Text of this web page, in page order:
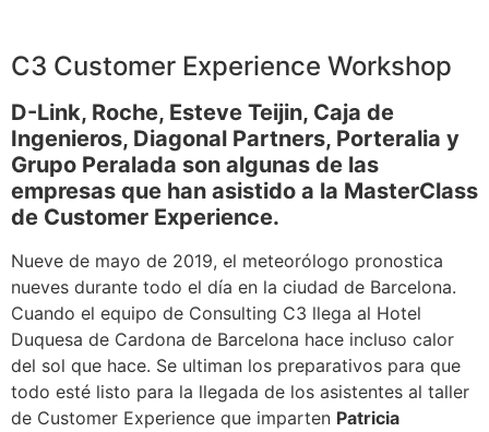
C3 Customer Experience Workshop
D-Link, Roche, Esteve Teijin, Caja de
Ingenieros, Diagonal Partners, Porteralia y
Grupo Peralada son algunas de las
empresas que han asistido a la MasterClass
de Customer Experience.
Nueve de mayo de 2019, el meteorólogo pronostica
nueves durante todo el día en la ciudad de Barcelona.
Cuando el equipo de Consulting C3 llega al Hotel
Duquesa de Cardona de Barcelona hace incluso calor
del sol que hace. Se ultiman los preparativos para que
todo esté listo para la llegada de los asistentes al taller
de Customer Experience que imparten Patricia